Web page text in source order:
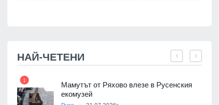
НАЙ-ЧЕТЕНИ
1
Мамутът от Ряхово влезе в Русенския
екомузей